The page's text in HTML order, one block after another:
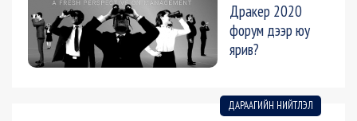
Дракер 2020
форум дээр юу
ярив?
ДАРААГИЙН НИЙТЛЭЛ